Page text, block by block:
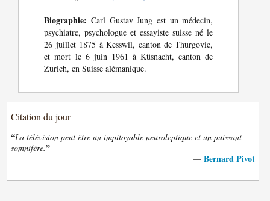
Biographie: Carl Gustav Jung est un médecin,
psychiatre, psychologue et essayiste suisse né le
26 juillet 1875 à Kesswil, canton de Thurgovie,
et mort le 6 juin 1961 à Küsnacht, canton de
Zurich, en Suisse alémanique.
Citation du jour
“La télévision peut être un impitoyable neuroleptique et un puissant
somnifère.”
— Bernard Pivot